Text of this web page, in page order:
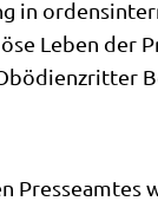
in
Leben der
Pres­se­am­tes